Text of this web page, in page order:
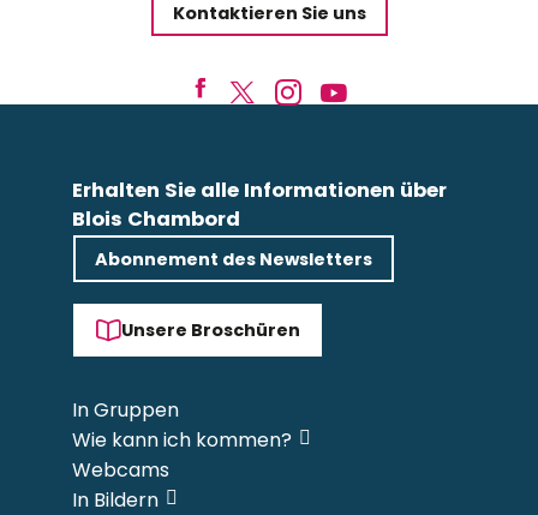
Kontaktieren Sie uns
Erhalten Sie alle Informationen über
Blois Chambord
Abonnement des Newsletters
Unsere Broschüren
In Gruppen
Wie kann ich kommen?
Webcams
In Bildern